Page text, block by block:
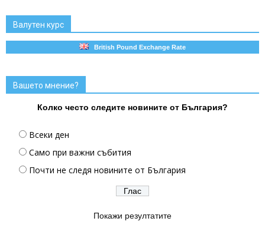
Валутен курс
British Pound Exchange Rate
Вашето мнение?
Колко често следите новините от България?
Всеки ден
Само при важни събития
Почти не следя новините от България
Покажи резултатите